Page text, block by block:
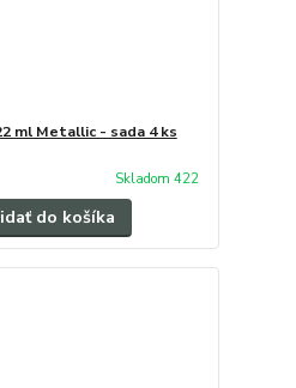
ml Metallic - sada 4 ks
Skladom 422
do košíka